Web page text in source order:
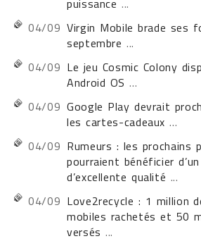
puissance ...
04/09 Virgin Mobile brade ses
septembre ...
04/09 Le jeu Cosmic Colony
Android OS ...
04/09 Google Play devrait
les cartes-cadeaux ...
04/09 Rumeurs : les prochains
pourraient bénéficier
d’excellente qualité ...
04/09 Love2recycle : 1 million
mobiles rachetés et 50
versés ...